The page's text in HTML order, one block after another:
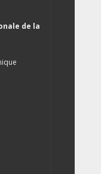
de la